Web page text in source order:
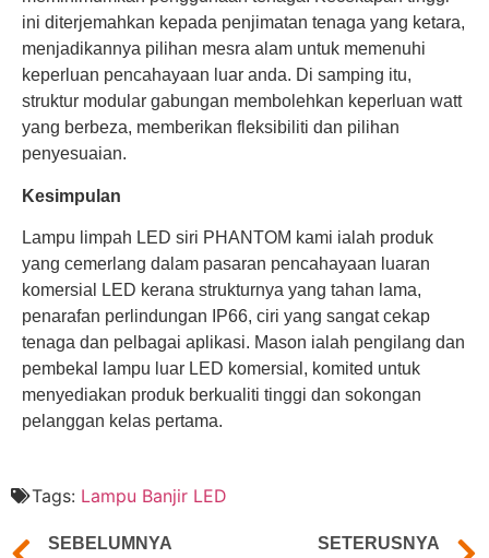
ini diterjemahkan kepada penjimatan tenaga yang ketara,
menjadikannya pilihan mesra alam untuk memenuhi
keperluan pencahayaan luar anda. Di samping itu,
struktur modular gabungan membolehkan keperluan watt
yang berbeza, memberikan fleksibiliti dan pilihan
penyesuaian.
Kesimpulan
Lampu limpah LED siri PHANTOM kami ialah produk
yang cemerlang dalam pasaran pencahayaan luaran
komersial LED kerana strukturnya yang tahan lama,
penarafan perlindungan IP66, ciri yang sangat cekap
tenaga dan pelbagai aplikasi. Mason ialah pengilang dan
pembekal lampu luar LED komersial, komited untuk
menyediakan produk berkualiti tinggi dan sokongan
pelanggan kelas pertama.
Tags: Lampu Banjir LED
SEBELUMNYA SETERUSNYA